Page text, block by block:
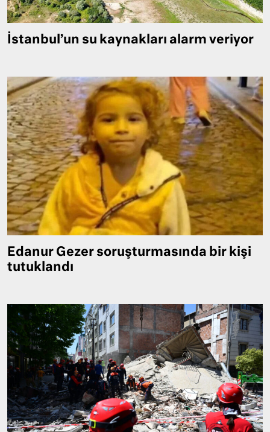
İstanbul’un su kaynakları alarm veriyor
Edanur Gezer soruşturmasında bir kişi
tutuklandı